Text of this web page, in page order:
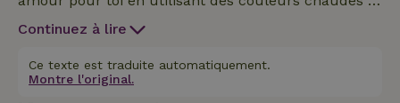
de nombreux matériaux en bois. Dès que tu entres,
dans le porche d'entrée. En passant par la porte
suivante, tu entres dans l'espace de vie où se
Continuez à lire
Ce texte est traduite automatiquement.
Montre l'original.